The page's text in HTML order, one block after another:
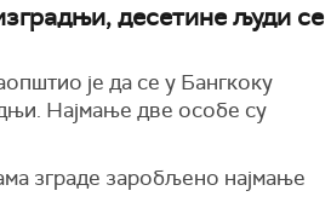
десетине људи се
је да се у Бангкоку
Најмање две особе су
зграде заробљено најмање